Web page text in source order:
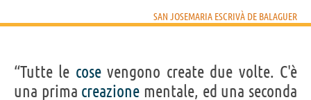
SAN JOSEMARIA ESCRIVÀ DE BALAGUER
“Tutte le cosevengono create due volte. C'è
una prima creazione mentale, ed una seconda